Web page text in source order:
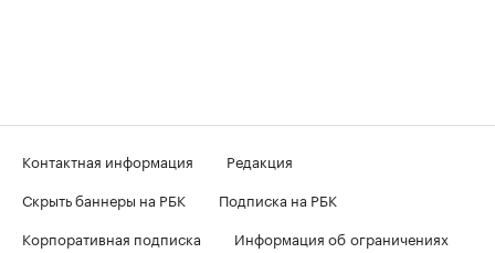
Контактная информация
Редакция
Скрыть баннеры на РБК
Подписка на РБК
Корпоративная подписка
Информация об ограничениях